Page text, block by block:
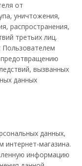
от
уничтожения,
распространения,
третьих лиц.
Пользователем
вызванных
данных
данных,
интернет-магазина.
информацию